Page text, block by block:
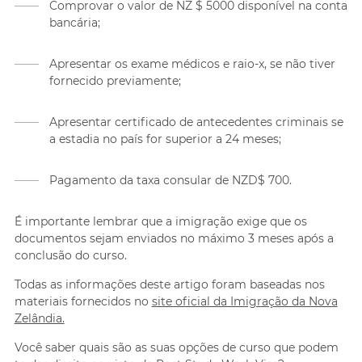
Comprovar o valor de NZ $ 5000 disponível na conta
bancária;
Apresentar os exame médicos e raio-x, se não tiver
fornecido previamente;
Apresentar certificado de antecedentes criminais se
a estadia no país for superior a 24 meses;
Pagamento da taxa consular de NZD$ 700.
É importante lembrar que a imigração exige que os
documentos sejam enviados no máximo 3 meses após a
conclusão do curso.
Todas as informações deste artigo foram baseadas nos
materiais fornecidos no site oficial da Imigração da Nova
Zelândia.
Você saber quais são as suas opções de curso que podem